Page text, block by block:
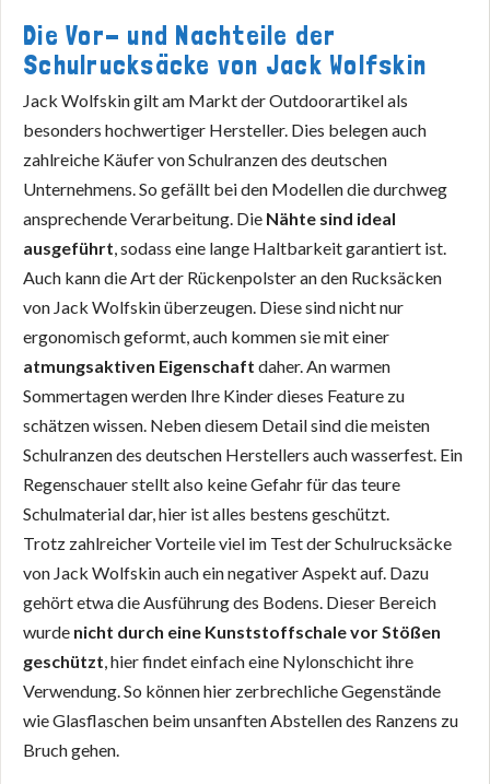
Die Vor- und Nachteile der
Schulrucksäcke von Jack Wolfskin
Jack Wolfskin gilt am Markt der Outdoorartikel als
besonders hochwertiger Hersteller. Dies belegen auch
zahlreiche Käufer von Schulranzen des deutschen
Unternehmens. So gefällt bei den Modellen die durchweg
ansprechende Verarbeitung. Die Nähte sind ideal
ausgeführt , sodass eine lange Haltbarkeit garantiert ist.
Auch kann die Art der Rückenpolster an den Rucksäcken
von Jack Wolfskin überzeugen. Diese sind nicht nur
ergonomisch geformt, auch kommen sie mit einer
atmungsaktiven Eigenschaft daher. An warmen
Sommertagen werden Ihre Kinder dieses Feature zu
schätzen wissen. Neben diesem Detail sind die meisten
Schulranzen des deutschen Herstellers auch wasserfest. Ein
Regenschauer stellt also keine Gefahr für das teure
Schulmaterial dar, hier ist alles bestens geschützt.
Trotz zahlreicher Vorteile viel im Test der Schulrucksäcke
von Jack Wolfskin auch ein negativer Aspekt auf. Dazu
gehört etwa die Ausführung des Bodens. Dieser Bereich
wurde nicht durch eine Kunststoffschale vor Stößen
geschützt , hier findet einfach eine Nylonschicht ihre
Verwendung. So können hier zerbrechliche Gegenstände
wie Glasflaschen beim unsanften Abstellen des Ranzens zu
Bruch gehen.